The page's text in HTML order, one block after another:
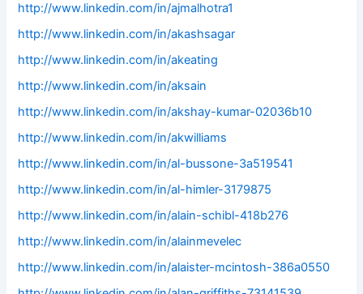
http://www.linkedin.com/in/ajmalhotra1
http://www.linkedin.com/in/akashsagar
http://www.linkedin.com/in/akeating
http://www.linkedin.com/in/aksain
http://www.linkedin.com/in/akshay-kumar-02036b10
http://www.linkedin.com/in/akwilliams
http://www.linkedin.com/in/al-bussone-3a519541
http://www.linkedin.com/in/al-himler-3179875
http://www.linkedin.com/in/alain-schibl-418b276
http://www.linkedin.com/in/alainmevelec
http://www.linkedin.com/in/alaister-mcintosh-386a0550